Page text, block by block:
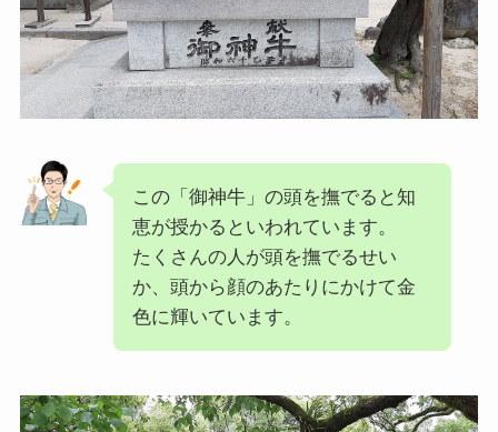
この「御神牛」の頭を撫でると知
恵が授かるといわれています。
たくさんの人が頭を撫でるせい
か、頭から顔のあたりにかけて金
色に輝いています。